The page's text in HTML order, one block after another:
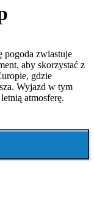
pogoda zwiastuje
aby skorzystać z
gdzie
Wyjazd w tym
atmosferę.